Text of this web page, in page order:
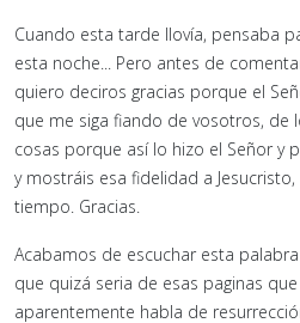
Cuando esta tarde llovía, pensaba
esta noche... Pero antes de
quiero deciros gracias porque el
que me siga fiando de vosotros, de
cosas porque así lo hizo el Señor y
y mostráis esa fidelidad a
tiempo. Gracias.
Acabamos de escuchar esta
que quizá seria de esas paginas
aparentemente habla de